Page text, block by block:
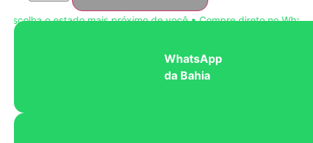
o estado mais próximo de você • Compre direto no
WhatsApp
da Bahia